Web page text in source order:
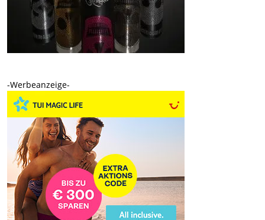
-Werbeanzeige-